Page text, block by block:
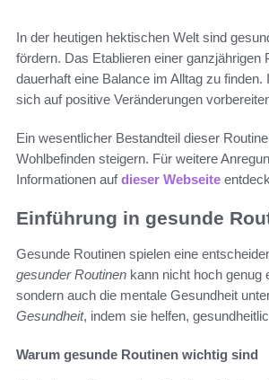
In der heutigen hektischen Welt sind
fördern. Das Etablieren einer
dauerhaft eine Balance im Alltag zu
sich auf positive Veränderungen
Ein wesentlicher Bestandteil dieser
Wohlbefinden steigern. Für weitere
Informationen aufdieser Webseite
Einführung in gesunde
Gesunde Routinen spielen eine
gesunder Routinen kann nicht hoch genug
sondern auch die mentale Gesundheit
Gesundheit, indem sie helfen,
Warum gesunde Routinen wichtig sind